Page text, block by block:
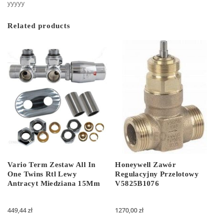
yyyyy
Related products
Vario Term Zestaw All In
One Twins Rtl Lewy
Antracyt Miedziana 15Mm
449,44zł
Honeywell Zawór
Regulacyjny Przelotowy
V5825B1076
1270,00zł